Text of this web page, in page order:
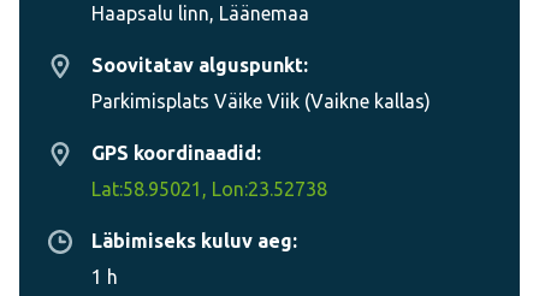
Haapsalu linn, Läänemaa
Soovitatav alguspunkt:
Parkimisplats Väike Viik (Vaikne kallas)
GPS koordinaadid:
Lat:58.95021, Lon:23.52738
Läbimiseks kuluv aeg:
1 h